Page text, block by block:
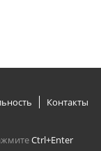
Контакты
Ctrl+Enter